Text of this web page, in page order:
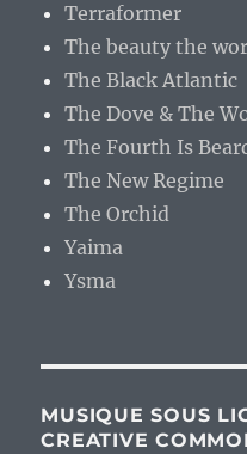
Terraformer
The beauty the
The Black Atlantic
The Dove & The
The Fourth Is
The New Regime
The Orchid
Yaima
Ysma
MUSIQUE SOUS
CREATIVE